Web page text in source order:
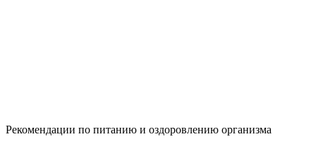
Рекомендации по питанию и оздоровлению организма